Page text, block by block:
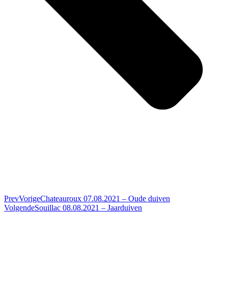
PrevVorigeChateauroux 07.08.2021 – Oude duiven
VolgendeSouillac 08.08.2021 – Jaarduiven